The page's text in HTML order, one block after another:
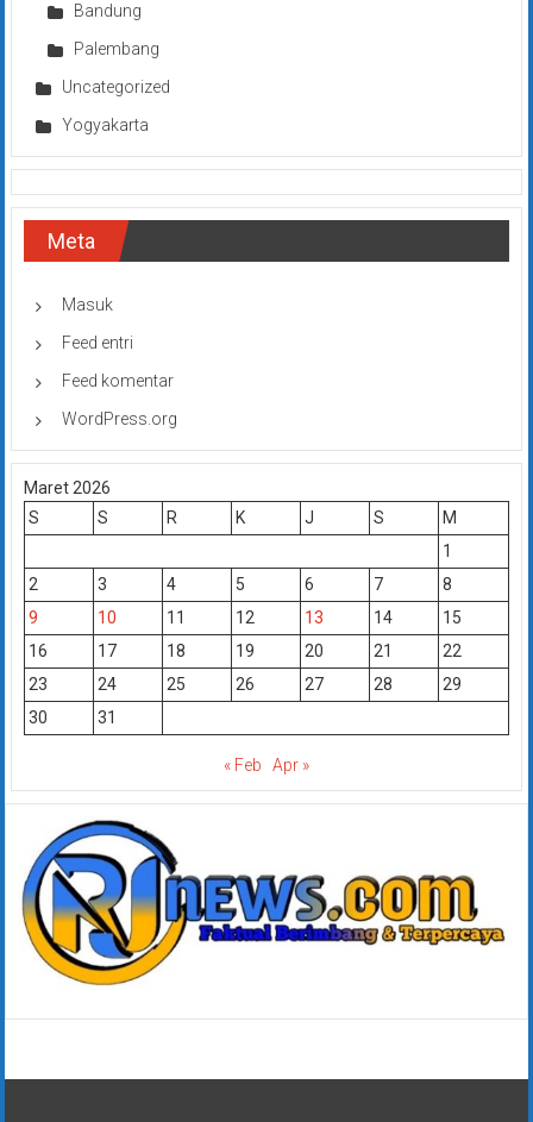
Bandung
Palembang
Uncategorized
Yogyakarta
Meta
Masuk
Feed entri
Feed komentar
WordPress.org
Maret 2026
S
S R K J S
M
1
2
3 4 5 6 7
8
9
10 11 12 13 14
15
16
17 18 19 20 21
22
23
24 25 26 27 28
29
30
31
« Feb Apr »